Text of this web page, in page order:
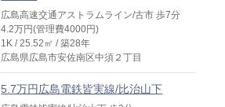
広島高速交通アストラムライン/古市 歩7分
4.2万円(管理費4000円)
1K / 25.52㎡ / 築28年
広島県広島市安佐南区中須２丁目
5.7万円広島電鉄皆実線/比治山下